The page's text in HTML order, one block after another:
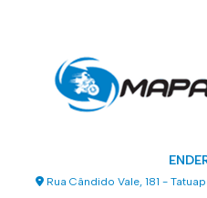
Rua Cândido Vale, 181 -